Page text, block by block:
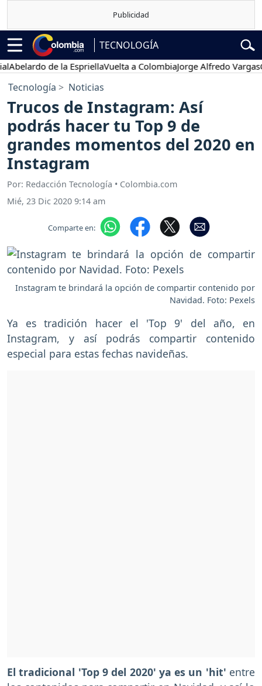
TECNOLOGÍA
de la EspriellaVuelta a ColombiaJorge Alfredo Vargas
Tecnología Noticias
Trucos de Instagram: Así
podrás hacer tu Top 9 de
grandes momentos del 2020 en
Instagram
Por: Redacción Tecnología • Colombia.com
Mié, 23 Dic 2020 9:14 am
Comparte en:
Instagram te brindará la opción de compartir contenido por
Navidad. Foto: Pexels
Ya es tradición hacer el 'Top 9' del año, en
Instagram, y así podrás compartir contenido
especial para estas fechas navideñas.
El tradicional 'Top 9 del 2020' ya es un 'hit' entre